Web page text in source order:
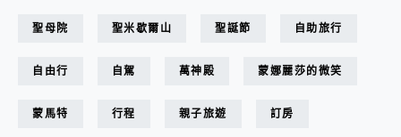
聖母院 聖米歇爾山 聖誕節 自助旅行
自由行 自駕 萬神殿 蒙娜麗莎的微笑
蒙馬特 行程 親子旅遊 訂房